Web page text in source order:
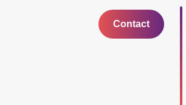
Contact